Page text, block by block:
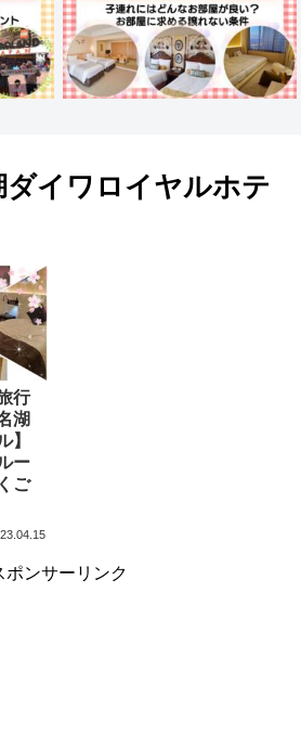
ダイワロイヤルホテ
行
湖
】
ー
ご
ポンサーリンク